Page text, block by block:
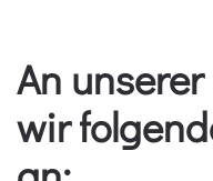
An
wir